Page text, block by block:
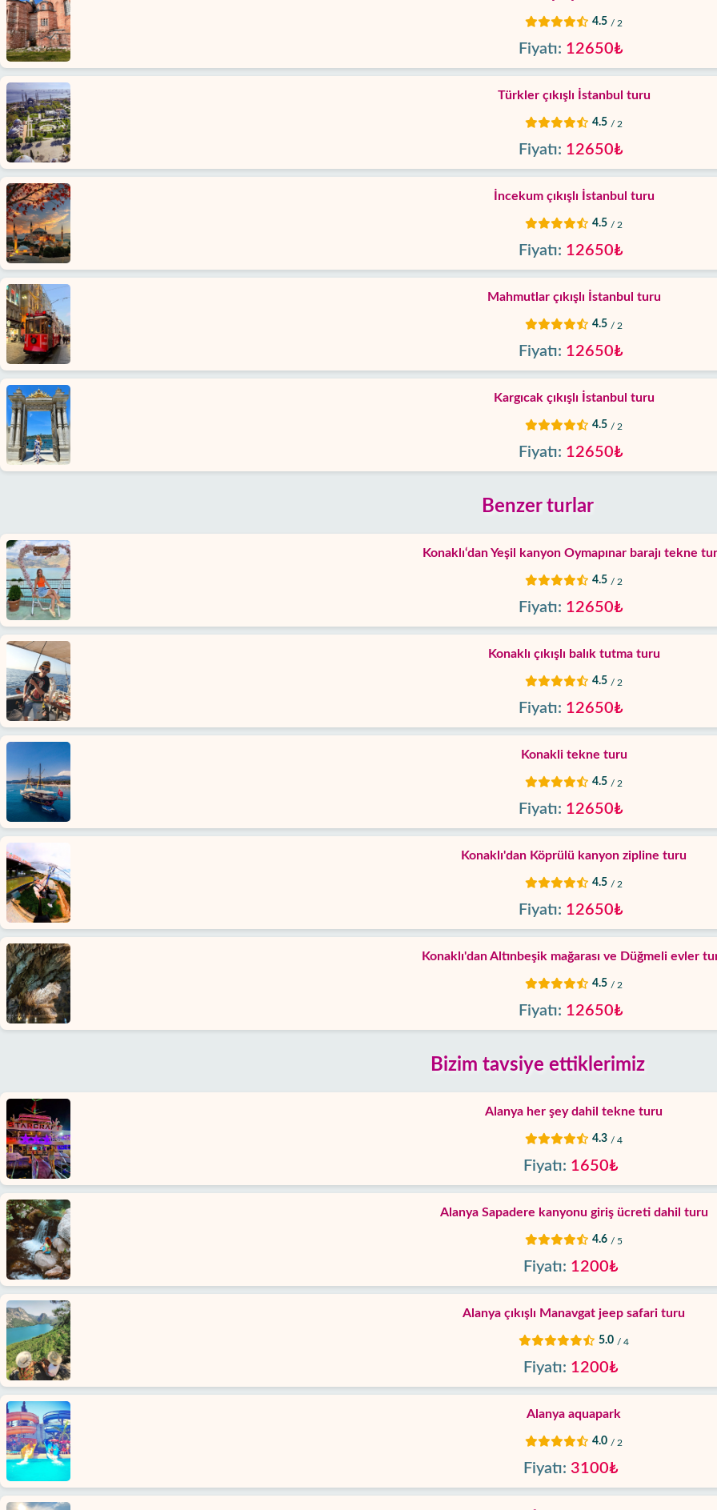
Ana
Sayfa
Konaklı
Alanya'nın
beldeleri
Blog
Google
yorumları
Biz
kimiz
Sunduklarımız
Şartları
Gizlilik
Politikası
İletişim
4.5 / 2
Fiyatı: 12650₺
Türkler çıkışlı İstanbul turu
4.5 / 2
Fiyatı: 12650₺
İncekum çıkışlı İstanbul turu
4.5 / 2
Fiyatı: 12650₺
Mahmutlar çıkışlı İstanbul turu
4.5 / 2
Fiyatı: 12650₺
Kargıcak çıkışlı İstanbul turu
4.5 / 2
Fiyatı: 12650₺
Benzer turlar
Konaklı‘dan Yeşil kanyon Oymapınar barajı tekne
4.5 / 2
Fiyatı: 12650₺
Konaklı çıkışlı balık tutma turu
4.5 / 2
Fiyatı: 12650₺
Konakli tekne turu
4.5 / 2
Fiyatı: 12650₺
Konaklı'dan Köprülü kanyon zipline turu
4.5 / 2
Fiyatı: 12650₺
Konaklı'dan Altınbeşik mağarası ve Düğmeli evler
4.5 / 2
Fiyatı: 12650₺
Bizim tavsiye ettiklerimiz
Alanya her şey dahil tekne turu
4.3 / 4
Fiyatı: 1650₺
Alanya Sapadere kanyonu giriş ücreti dahil turu
4.6 / 5
Fiyatı: 1200₺
Alanya çıkışlı Manavgat jeep safari turu
5.0 / 4
Fiyatı: 1200₺
Alanya aquapark
4.0 / 2
Fiyatı: 3100₺